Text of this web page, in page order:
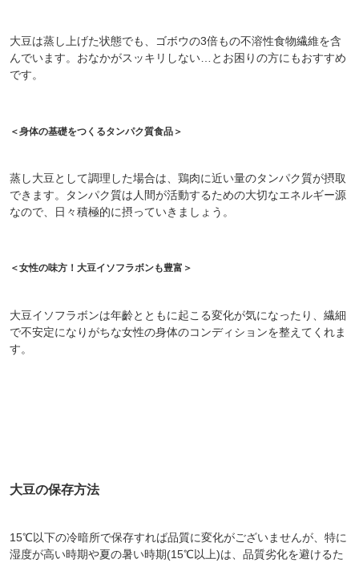
大豆は蒸し上げた状態でも、ゴボウの3倍もの不溶性食物繊維を含
んでいます。おなかがスッキリしない…とお困りの方にもおすすめ
です。
＜身体の基礎をつくるタンパク質食品＞
蒸し大豆として調理した場合は、鶏肉に近い量のタンパク質が摂取
できます。タンパク質は人間が活動するための大切なエネルギー源
なので、日々積極的に摂っていきましょう。
＜女性の味方！大豆イソフラボンも豊富＞
大豆イソフラボンは年齡とともに起こる変化が気になったり、繊細
で不安定になりがちな女性の身体のコンディションを整えてくれま
す。
大豆の保存方法
15℃以下の冷暗所で保存すれば品質に変化がございませんが、特に
湿度が高い時期や夏の暑い時期(15℃以上)は、品質劣化を避けるた